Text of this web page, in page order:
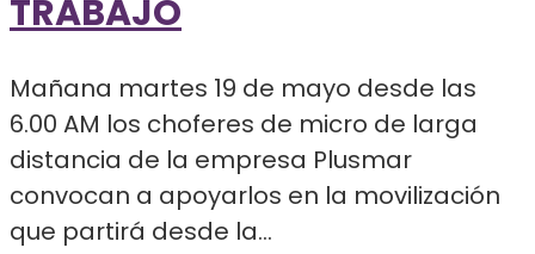
TRABAJO
Mañana martes 19 de mayo desde las
6.00 AM los choferes de micro de larga
distancia de la empresa Plusmar
convocan a apoyarlos en la movilización
que partirá desde la...